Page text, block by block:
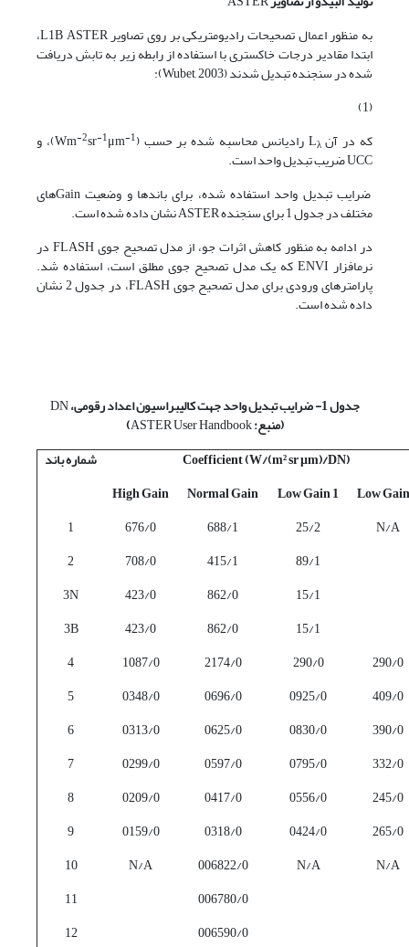
به منظور اعمال تصحیحات رادیومتریکی بر روی تصاویر L1B ASTER،
ابتدا مقادیر درجات خاکستری با استفاده از رابطه­ زیر به تابش دریافت
شده در سنجنده تبدیل شدند (Wubet, 2003):
(1)
که در آن Lλ رادیانس محاسبه شده بر حسب (Wm -2sr-1μm-1 )، و
UCC ضریب تبدیل واحد است.
ضرایب تبدیل واحد استفاده شده، برای باندها و وضعیت Gain‌های
مختلف در جدول 1 برای سنجنده ASTER نشان داده شده است.
در ادامه به منظور کاهش اثرات جو، از مدل تصحیح جوی FLASH در
نرم­افزار ENVI که یک مدل تصحیح جوی مطلق است، استفاده شد.
پارامترهای ورودی برای مدل تصحیح جوی FLASH، در جدول 2 نشان
داده شده است.
جدول 1- ضرایب تبدیل واحد جهت کالیبراسیون اعداد رقومی، DN
(منبع:ASTER User Handbook
)
شماره باند
Coefficient (W/(m² sr µm)/DN)
High Gain
Normal Gain Low Gain 1
Low
1
676/0 688/1 25/2
N/A
2
708/0 415/1
89/1
3N
423/0 862/0
15/1
3B
423/0 862/0
15/1
4
1087/0 2174/0 290/0
290/0
5
0348/0 0696/0 0925/0
409/0
6
0313/0 0625/0 0830/0
390/0
7
0299/0 0597/0 0795/0
332/0
8
0209/0 0417/0 0556/0
245/0
9
0159/0 0318/0 0424/0
265/0
10
N/A 006822/0 N/A
N/A
11
006780/0
12
006590/0